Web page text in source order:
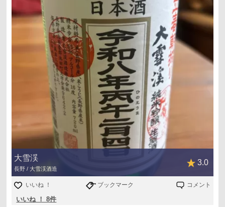
大雪渓
長野 / 大雪渓酒造
3.0
いいね ！ ブックマーク コメント
いいね ！ 8件